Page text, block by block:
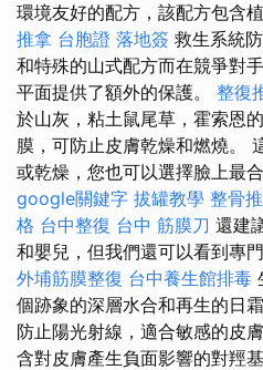
環境友好的配方，該配方包含
推拿 台胞證 落地簽 救生系統
和特殊的山式配方而在競爭對
平面提供了額外的保護。 整復
於山灰，粘土鼠尾草，霍索恩
膜，可防止皮膚乾燥和燃燒。
或乾燥，您也可以選擇臉上最
google關鍵字 拔罐教學 整骨
格 台中整復 台中 筋膜刀 還建
和嬰兒，但我們還可以看到專
外埔筋膜整復 台中養生館排毒
個跡象的深層水合和再生的日
防止陽光射線，適合敏感的皮
含對皮膚產生負面影響的對羥